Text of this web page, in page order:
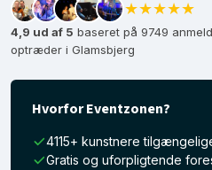
★★★★★
4,9 ud af 5 baseret på 9749
optræder i Glamsbjerg
Hvorfor Eventzonen?
4115+ kunstnere
Gratis og uforpligtende